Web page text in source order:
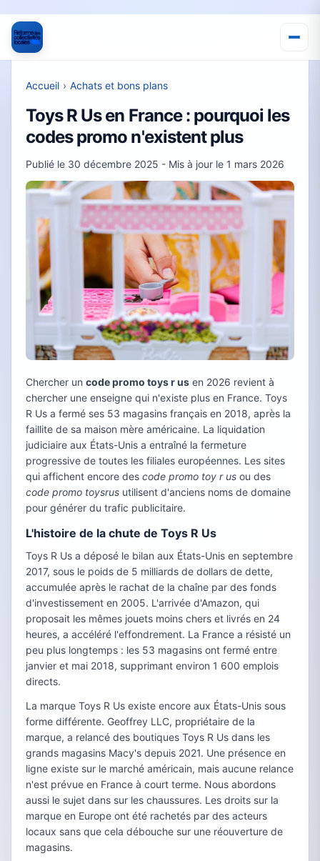
Accueil › Achats et bons plans
Toys R Us en France : pourquoi les
codes promo n'existent plus
Publié le 30 décembre 2025 - Mis à jour le 1 mars 2026
Chercher un code promo toys r us en 2026 revient à
chercher une enseigne qui n'existe plus en France. Toys
R Us a fermé ses 53 magasins français en 2018, après la
faillite de sa maison mère américaine. La liquidation
judiciaire aux États-Unis a entraîné la fermeture
progressive de toutes les filiales européennes. Les sites
qui affichent encore des code promo toy r us ou des
code promo toysrus utilisent d'anciens noms de domaine
pour générer du trafic publicitaire.
L'histoire de la chute de Toys R Us
Toys R Us a déposé le bilan aux États-Unis en septembre
2017, sous le poids de 5 milliards de dollars de dette,
accumulée après le rachat de la chaîne par des fonds
d'investissement en 2005. L'arrivée d'Amazon, qui
proposait les mêmes jouets moins chers et livrés en 24
heures, a accéléré l'effondrement. La France a résisté un
peu plus longtemps : les 53 magasins ont fermé entre
janvier et mai 2018, supprimant environ 1 600 emplois
directs.
La marque Toys R Us existe encore aux États-Unis sous
forme différente. Geoffrey LLC, propriétaire de la
marque, a relancé des boutiques Toys R Us dans les
grands magasins Macy's depuis 2021. Une présence en
ligne existe sur le marché américain, mais aucune relance
n'est prévue en France à court terme. Nous abordons
aussi le sujet dans sur les chaussures. Les droits sur la
marque en Europe ont été rachetés par des acteurs
locaux sans que cela débouche sur une réouverture de
magasins.